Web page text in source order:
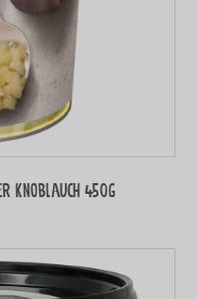
Knoblauch 450g